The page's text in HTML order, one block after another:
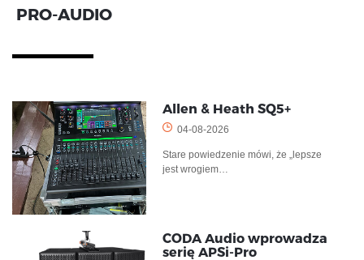
PRO-AUDIO
Allen & Heath SQ5+
04-08-2026
Stare powiedzenie mówi, że „lepsze
jest wrogiem…
CODA Audio wprowadza
serię APSi-Pro